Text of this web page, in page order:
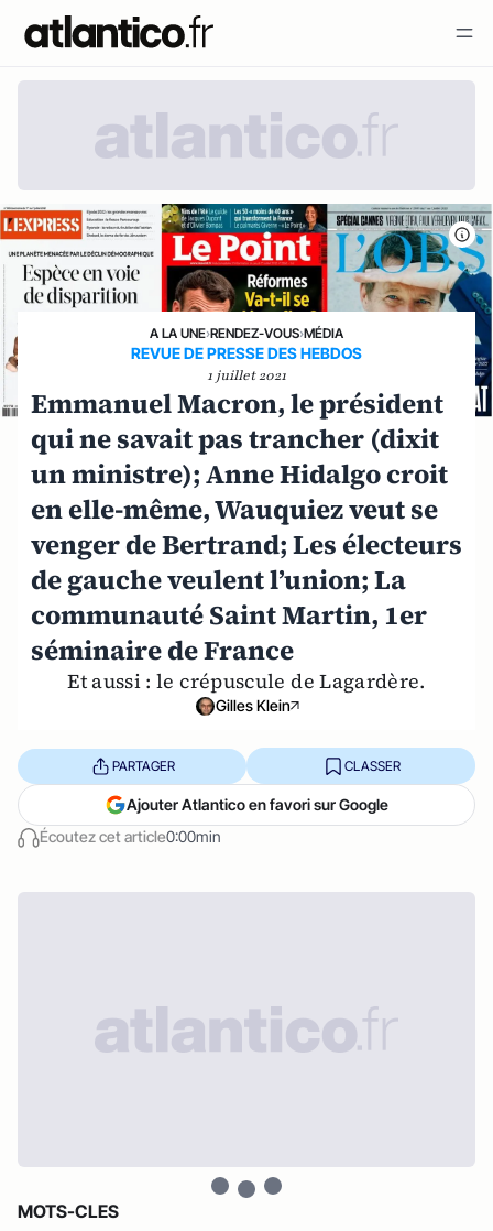
A LA UNE›RENDEZ-VOUS›MÉDIA
REVUE DE PRESSE DES HEBDOS
1 juillet 2021
Emmanuel Macron, le président
qui ne savait pas trancher (dixit
un ministre); Anne Hidalgo croit
en elle-même, Wauquiez veut se
venger de Bertrand; Les électeurs
de gauche veulent l’union; La
communauté Saint Martin, 1er
séminaire de France
Et aussi : le crépuscule de Lagardère.
Gilles Klein
Écoutez cet article0:00min
PARTAGER CLASSER
Ajouter Atlantico en favori sur Google
MOTS-CLES